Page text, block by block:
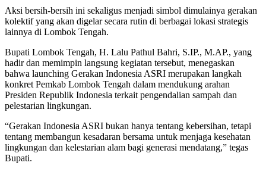
Aksi bersih-bersih ini sekaligus menjadi simbol dimulainya gerakan
kolektif yang akan digelar secara rutin di berbagai lokasi strategis
lainnya di Lombok Tengah.
Bupati Lombok Tengah, H. Lalu Pathul Bahri, S.IP., M.AP., yang
hadir dan memimpin langsung kegiatan tersebut, menegaskan
bahwa launching Gerakan Indonesia ASRI merupakan langkah
konkret Pemkab Lombok Tengah dalam mendukung arahan
Presiden Republik Indonesia terkait pengendalian sampah dan
pelestarian lingkungan.
“Gerakan Indonesia ASRI bukan hanya tentang kebersihan, tetapi
tentang membangun kesadaran bersama untuk menjaga kesehatan
lingkungan dan kelestarian alam bagi generasi mendatang,” tegas
Bupati.